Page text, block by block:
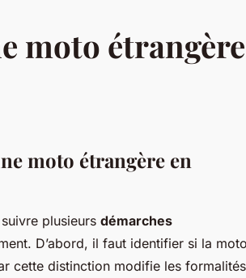
moto
moto étrangère en
plusieurs démarches
D’abord, il faut identifier si la moto
cette distinction modifie les formalités